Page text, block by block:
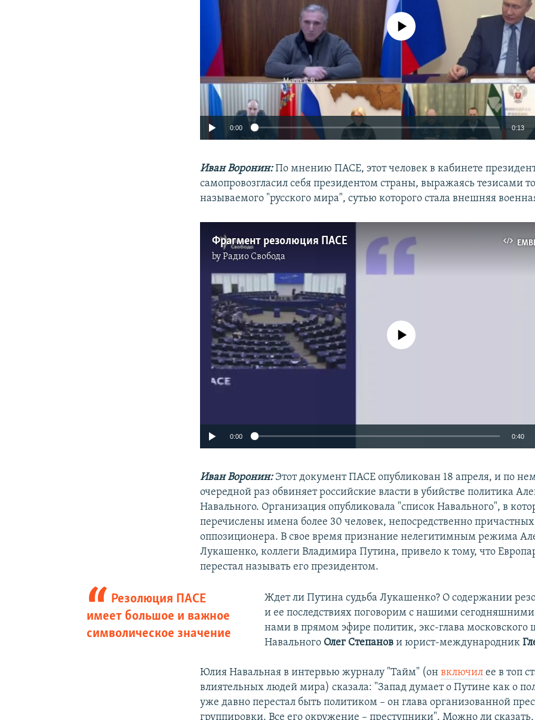
No media source currently available
0:00 0:13
Иван Воронин:По мнению ПАСЕ, этот человек в кабинете
самопровозгласил себя президентом страны, выражаясь тезисами
называемого "русского мира", сутью которого стала внешняя
Фрагмент резолюция ПАСЕ
byРадио Свобода
Auto 240p 360p 480p
720p
No media source currently available
0:00 0:40
Иван Воронин: Этот документ ПАСЕ опубликован 18 апреля, и по
очередной раз обвиняет российские власти в убийстве политика
Навального. Организация опубликовала "список Навального", в
перечислены имена более 30 человек, непосредственно
оппозиционера. В свое время признание нелегитимным режима
Лукашенко, коллеги Владимира Путина, привело к тому, что
перестал называть его президентом.
Резолюция ПАСЕ
имеет большое и важное
символическое значение
Ждет ли Путина судьба Лукашенко? О содержании
и ее последствиях поговорим с нашими
нами в прямом эфире политик, экс-глава московского
Навального Олег Степанови юрист-международник
Юлия Навальная в интервью журналу "Тайм" (онвключил ее в топ
влиятельных людей мира) сказала: "Запад думает о Путине как о
уже давно перестал быть политиком – он глава организованной
группировки. Все его окружение – преступники". Можно ли сказать,